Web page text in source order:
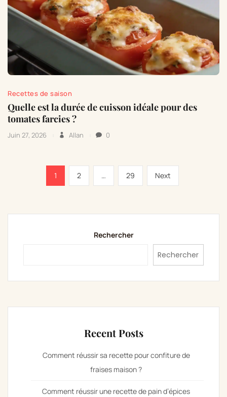
Recettes de saison
Quelle est la durée de cuisson idéale pour des
tomates farcies ?
Juin 27, 2026 Allan 0
Pagination
des
Page
1 Page
2 … Page
29 NextNext
page
Rechercher
Rechercher
Recent Posts
Comment réussir sa recette pour confiture de
fraises maison ?
Comment réussir une recette de pain d’épices